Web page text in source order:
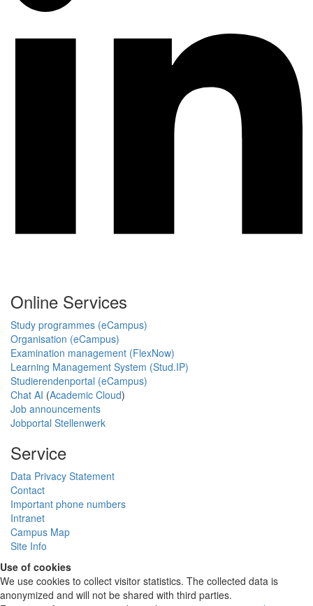
Online Services
Study programmes (eCampus)
Organisation (eCampus)
Examination management (FlexNow)
Learning Management System (Stud.IP)
Studierendenportal (eCampus)
Chat AI (Academic Cloud)
Job announcements
Jobportal Stellenwerk
Service
Data Privacy Statement
Contact
Important phone numbers
Intranet
Campus Map
Site Info
Use of cookies
We use cookies to collect visitor statistics. The collected data is
anonymized and will not be shared with third parties.